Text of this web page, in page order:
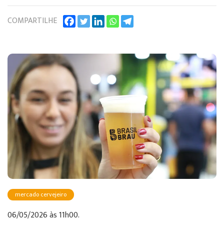
COMPARTILHE
mercado cervejeiro
06/05/2026 às 11h00.